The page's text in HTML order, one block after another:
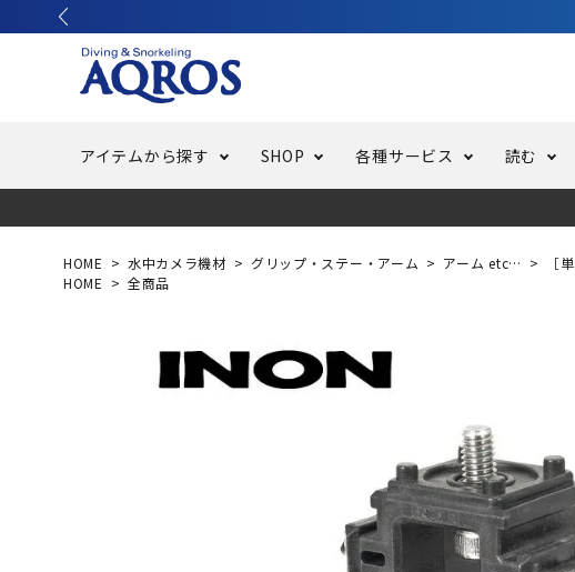
アイテムから探す
バッグ・ケース
スイミング
店舗限定商品
SHOP 各種サービス 読む
HOME 水中カメラ機材 グリップ・ステー・アーム アーム etc…
［
HOME
全商品